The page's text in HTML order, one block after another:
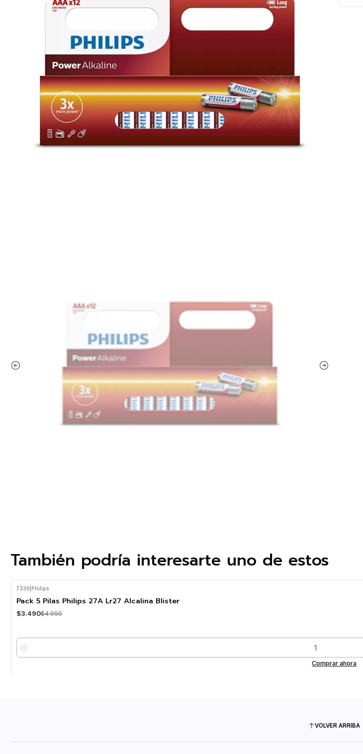
También podría interesarte uno de estos
-30%OFF
7339 Philips
Pack 5 Pilas Philips 27A Lr27 Alcalina Blister
$3.490$4.990
Cantidad
Comprar ahora
VOLVER ARRIBA